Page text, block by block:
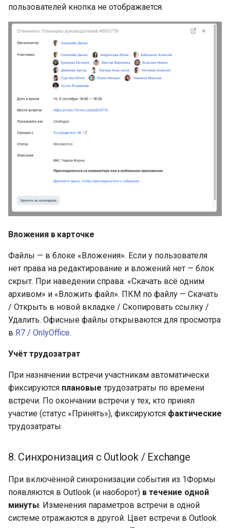
пользователей кнопка не отображается.
Вложения в карточке
Файлы — в блоке «Вложения». Если у пользователя
нет права на редактирование и вложений нет — блок
скрыт. При наведении справа: «Скачать всё одним
архивом» и «Вложить файл». ПКМ по файлу — Скачать
/ Открыть в новой вкладке / Скопировать ссылку /
Удалить. Офисные файлы открываются для просмотра
в R7 / OnlyOffice.
Учёт трудозатрат
При назначении встречи участникам автоматически
фиксируются плановые трудозатраты по времени
встречи. По окончании встречи у тех, кто принял
участие (статус «Принять»), фиксируются фактические
трудозатраты.
8. Синхронизация с Outlook / Exchange
При включённой синхронизации события из 1Формы
появляются в Outlook (и наоборот) в течение одной
минуты. Изменения параметров встречи в одной
системе отражаются в другой. Цвет встречи в Outlook